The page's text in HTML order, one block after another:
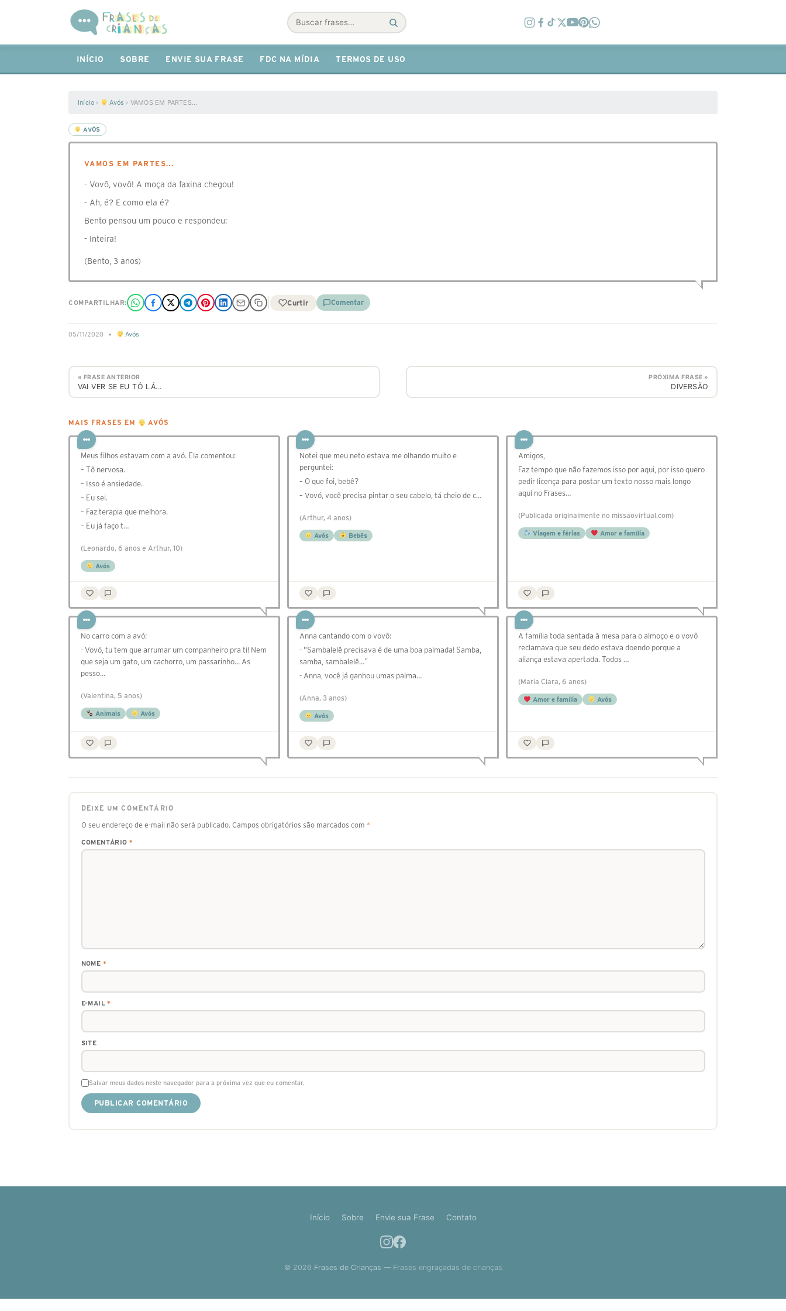
Buscar
INÍCIO SOBRE ENVIE SUA FRASE FDC NA MÍDIA TERMOS DE USO
Início › Avós › VAMOS EM PARTES...
AVÓS
VAMOS EM PARTES...
- Vovô, vovô! A moça da faxina chegou!
- Ah, é? E como ela é?
Bento pensou um pouco e respondeu:
- Inteira!
(Bento, 3 anos)
COMPARTILHAR: Curtir Comentar
05/11/2020 • Avós
« FRASE ANTERIOR
VAI VER SE EU TÔ LÁ...
PRÓXIMA FRASE »
DIVERSÃO
MAIS FRASES EM AVÓS
Meus filhos estavam com a avó. Ela comentou:
– Tô nervosa.
– Isso é ansiedade.
– Eu sei.
– Faz terapia que melhora.
– Eu já faço t…
(Leonardo, 6 anos e Arthur, 10)
Avós
Notei que meu neto estava me olhando muito e
perguntei:
– O que foi, bebê?
– Vovó, você precisa pintar o seu cabelo, tá cheio de c…
(Arthur, 4 anos)
Avós Bebês
Amigos,
Faz tempo que não fazemos isso por aqui, por isso quero
pedir licença para postar um texto nosso mais longo
aqui no Frases…
(Publicada originalmente no missaovirtual.com)
Viagem e férias Amor e família
No carro com a avó:
- Vovó, tu tem que arrumar um companheiro pra ti! Nem
que seja um gato, um cachorro, um passarinho... As
pesso…
(Valentina, 5 anos)
Animais Avós
Anna cantando com o vovô:
- "Sambalelê precisava é de uma boa palmada! Samba,
samba, sambalelê…”
- Anna, você já ganhou umas palma…
(Anna, 3 anos)
Avós
A família toda sentada à mesa para o almoço e o vovô
reclamava que seu dedo estava doendo porque a
aliança estava apertada. Todos …
(Maria Clara, 6 anos)
Amor e família Avós
DEIXE UM COMENTÁRIO
O seu endereço de e-mail não será publicado. Campos obrigatórios são marcados com *
COMENTÁRIO *
NOME *
E-MAIL*
SITE
Salvar meus dados neste navegador para a próxima vez que eu comentar.
Início Sobre Envie sua Frase Contato
© 2026 Frases de Crianças — Frases engraçadas de crianças